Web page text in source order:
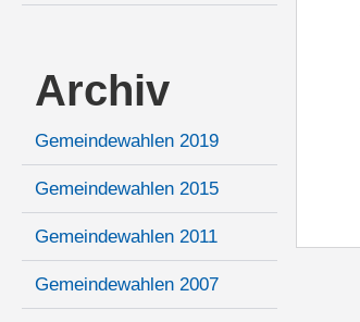
Archiv
Gemeindewahlen 2019
Gemeindewahlen 2015
Gemeindewahlen 2011
Gemeindewahlen 2007